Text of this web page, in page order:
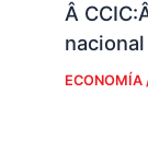
Â
ECONOMÍA